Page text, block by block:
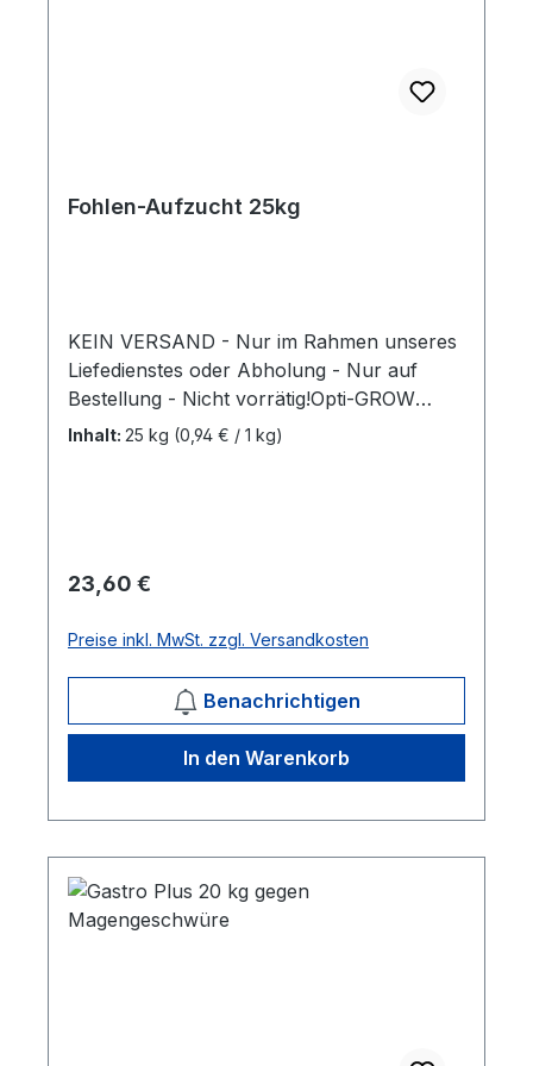
Fohlen-Aufzucht 25kg
KEIN VERSAND - Nur im Rahmen unseres
Liefedienstes oder Abholung - Nur auf
Bestellung - Nicht vorrätig!Opti-GROW
FohlenaufzuchtHochwertige
optimales Wachstum in den ersten 18
Informationen
Inhalt: 25 kg (0,94 € / 1 kg)
Regulärer Preis:
23,60 €
Preise inkl. MwSt. zzgl. Versandkosten
Benachrichtigen
In den Warenkorb